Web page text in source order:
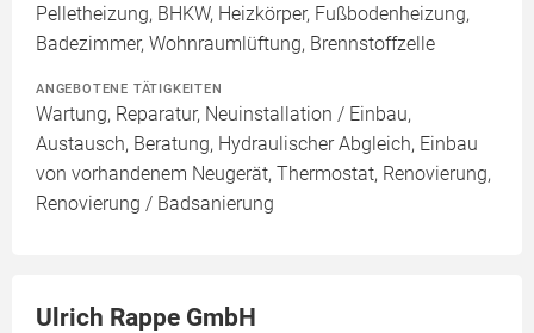
Pelletheizung, BHKW, Heizkörper, Fußbodenheizung,
Badezimmer, Wohnraumlüftung, Brennstoffzelle
ANGEBOTENE TÄTIGKEITEN
Wartung, Reparatur, Neuinstallation / Einbau,
Austausch, Beratung, Hydraulischer Abgleich, Einbau
von vorhandenem Neugerät, Thermostat, Renovierung,
Renovierung / Badsanierung
Ulrich Rappe GmbH